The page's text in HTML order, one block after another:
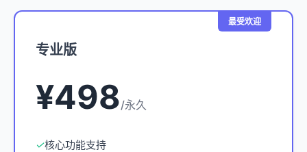
最受欢迎
专业版
¥498/永久
✓核心功能支持